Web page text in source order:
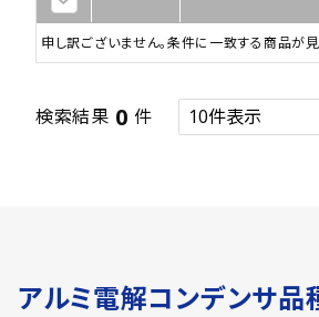
申し訳ございません。条件に一致する商品が見
検索結果 0 件
アルミ電解コンデンサ品